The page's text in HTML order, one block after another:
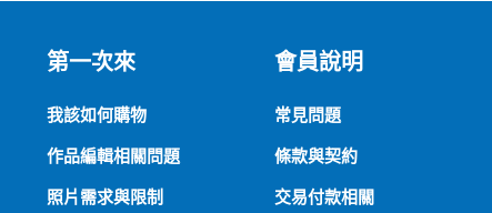
第一次來
我該如何購物
作品編輯相關問題
照片需求與限制
會員說明
常見問題
條款與契約
交易付款相關